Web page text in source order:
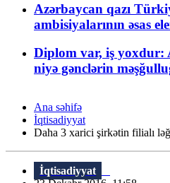
Azərbaycan qazı
ambisiyalarının əsas
Diplom var, iş yoxdur:
niyə gənclərin
Ana səhifə
İqtisadiyyat
Daha 3 xarici şirkətin filialı
İqtisadiyyat